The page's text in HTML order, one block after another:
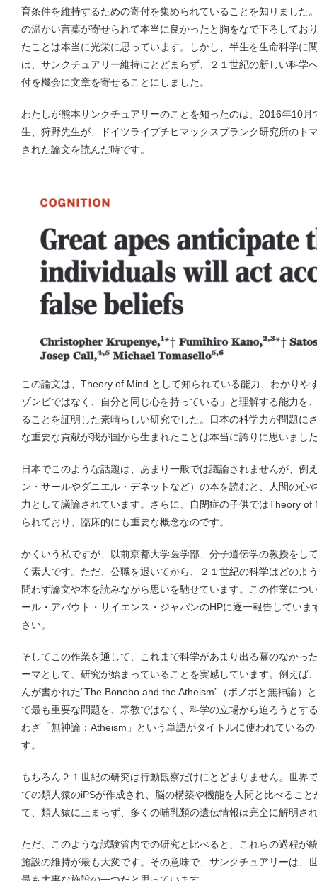
育条件を維持するための寄付を集められていることを知りました
の温かい言葉が寄せられて本当に良かったと胸をなで下ろしてお
たことは本当に光栄に思っています。しかし、半生を生命科学に
は、サンクチュアリー維持にとどまらず、２１世紀の新しい科学
付を機会に文章を寄せることにしました。
わたしが熊本サンクチュアリーのことを知ったのは、2016年10
生、狩野先生が、ドイツライプチヒマックスプランク研究所のト
された論文を読んだ時です。
この論文は、Theory of Mind として知られている能力、わかりや
ゾンビではなく、自分と同じ心を持っている」と理解する能力を
ることを証明した素晴らしい研究でした。日本の科学力が問題に
な重要な貢献が我が国から生まれたことは本当に誇りに思いまし
日本でこのような話題は、あまり一般では議論されませんが、例
ン・サールやダニエル・デネットなど）の本を読むと、人間の心
力として議論されています。さらに、自閉症の子供ではTheory
られており、臨床的にも重要な概念なのです。
かくいう私ですが、以前京都大学医学部、分子遺伝学の教授をし
く素人です。ただ、公職を退いてから、２１世紀の科学はどのよ
問わず論文や本を読みながら思いを馳せています。この作業につ
ール・アバウト・サイエンス・ジャパンのHPに逐一報告してい
さい。
そしてこの作業を通して、これまで科学があまり出る幕のなかっ
ーマとして、研究が始まっていることを実感しています。例えば
んが書かれた”The Bonobo and the Atheism”（ボノボと無神論）
て最も重要な問題を、宗教ではなく、科学の立場から迫ろうとす
わざ「無神論：Atheism」という単語がタイトルに使われている
す。
もちろん２１世紀の研究は行動観察だけにとどまりません。世界
ての類人猿のiPSが作成され、脳の構築や機能を人間と比べるこ
て、類人猿に止まらず、多くの哺乳類の遺伝情報は完全に解明さ
ただ、このような試験管内での研究と比べると、これらの過程が
施設の維持が最も大変です。その意味で、サンクチュアリーは、